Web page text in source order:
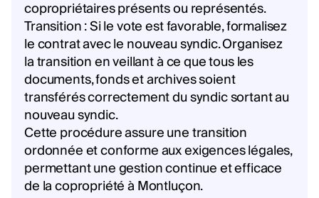
copropriétaires présents ou représentés.
Transition : Si le vote est favorable, formalisez
le contrat avec le nouveau syndic. Organisez
la transition en veillant à ce que tous les
documents, fonds et archives soient
transférés correctement du syndic sortant au
nouveau syndic.
Cette procédure assure une transition
ordonnée et conforme aux exigences légales,
permettant une gestion continue et efficace
de la copropriété à Montluçon.